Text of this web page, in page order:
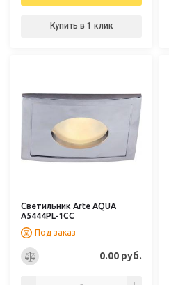
Купить в 1 клик
Светильник Arte AQUA
A5444PL-1CC
Под заказ
0.00 руб.